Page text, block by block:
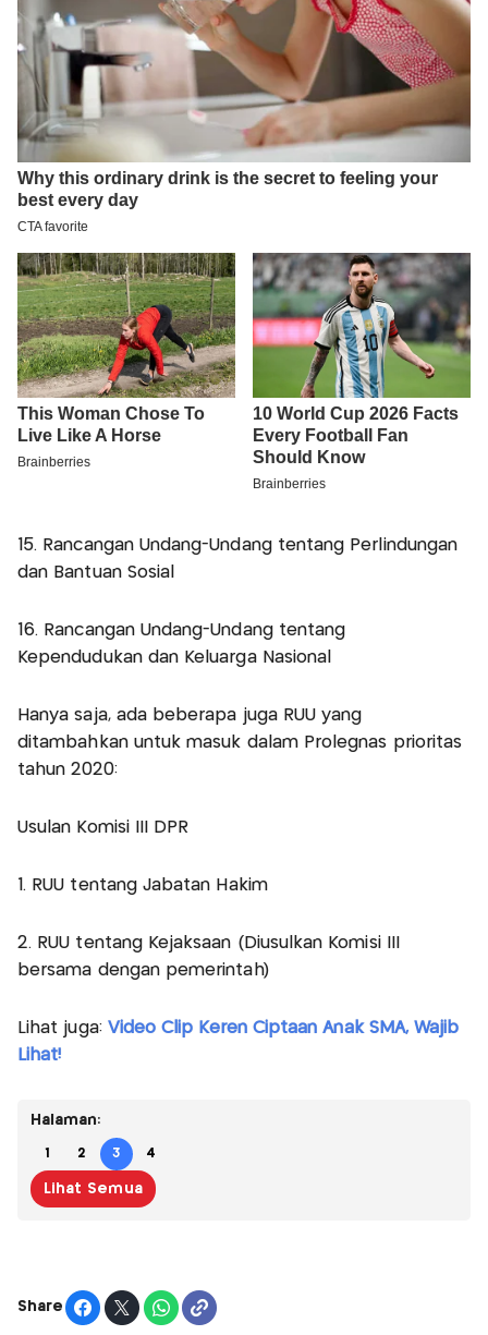
15. Rancangan Undang-Undang tentang Perlindungan
dan Bantuan Sosial
16. Rancangan Undang-Undang tentang
Kependudukan dan Keluarga Nasional
Hanya saja, ada beberapa juga RUU yang
ditambahkan untuk masuk dalam Prolegnas prioritas
tahun 2020:
Usulan Komisi III DPR
1. RUU tentang Jabatan Hakim
2. RUU tentang Kejaksaan (Diusulkan Komisi III
bersama dengan pemerintah)
Lihat juga: Video Clip Keren Ciptaan Anak SMA, Wajib
Lihat!
Halaman:
1 2 3 4
Lihat Semua
Share